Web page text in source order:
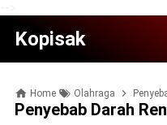
Kopisak
Home Olahraga
Pеnуеbаb Darah